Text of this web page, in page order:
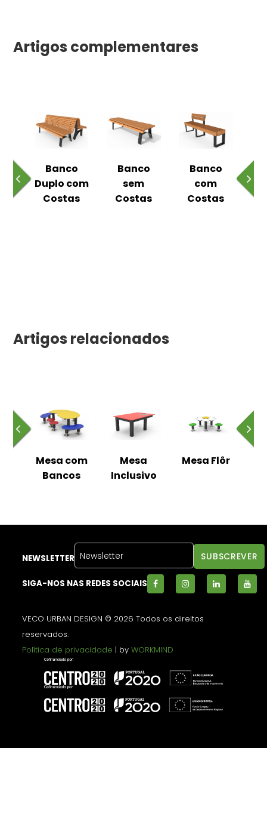
Artigos complementares
Banco
Duplo com
Costas
Banco
sem
Costas
Banco
com
Costas
Artigos relacionados
Mesa com
Bancos
Mesa
Inclusivo
Mesa Flôr
NEWSLETTER
SIGA-NOS NAS REDES SOCIAIS
VECO URBAN DESIGN © 2026 Todos os direitos
reservados.
Política de privacidade | byWORKMIND